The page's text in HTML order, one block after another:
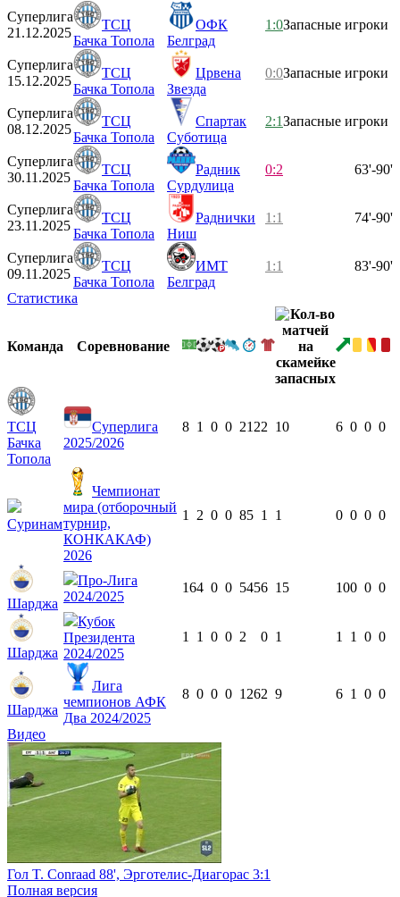
Суперлига
21.12.2025
ТСЦ
Бачка Топола
ОФК
Белград
1:0Запасные игроки
Суперлига
15.12.2025
ТСЦ
Бачка Топола
Црвена
Звезда
0:0Запасные игроки
Суперлига
08.12.2025
ТСЦ
Бачка Топола
Спартак
Суботица
2:1Запасные игроки
Суперлига
30.11.2025
ТСЦ
Бачка Топола
Радник
Сурдулица
0:2 63'-90'
Суперлига
23.11.2025
ТСЦ
Бачка Топола
Раднички
Ниш
1:1 74'-90'
Суперлига
09.11.2025
ТСЦ
Бачка Топола
ИМТ
Белград
1:1 83'-90'
Статистика
Команда Соревнование
ТСЦ
Бачка
Топола
Суперлига
2025/2026
8 1 0 0 2122 10 6 0 0 0
Суринам
Чемпионат
мира (отборочный
турнир,
КОНКАКАФ)
2026
1 2 0 0 85 1 1 0 0 0 0
Шарджа
Про-Лига
2024/2025
164 0 0 5456 15 100 0 0
Шарджа
Кубок
Президента
2024/2025
1 1 0 0 2 0 1 1 1 0 0
Шарджа
Лига
чемпионов АФК
Два 2024/2025
8 0 0 0 1262 9 6 1 0 0
Видео
Гол T. Conraad 88', Эрготелис-Диагорас 3:1
Полная версия